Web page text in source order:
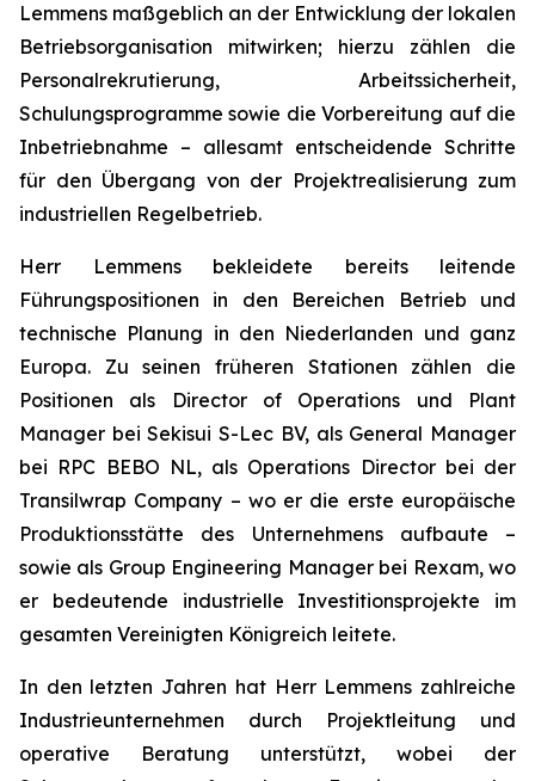
Lemmens maßgeblich an der Entwicklung der lokalen
Betriebsorganisation mitwirken; hierzu zählen die
Personalrekrutierung, Arbeitssicherheit,
Schulungsprogramme sowie die Vorbereitung auf die
Inbetriebnahme – allesamt entscheidende Schritte
für den Übergang von der Projektrealisierung zum
industriellen Regelbetrieb.
Herr Lemmens bekleidete bereits leitende
Führungspositionen in den Bereichen Betrieb und
technische Planung in den Niederlanden und ganz
Europa. Zu seinen früheren Stationen zählen die
Positionen als Director of Operations und Plant
Manager bei Sekisui S-Lec BV, als General Manager
bei RPC BEBO NL, als Operations Director bei der
Transilwrap Company – wo er die erste europäische
Produktionsstätte des Unternehmens aufbaute –
sowie als Group Engineering Manager bei Rexam, wo
er bedeutende industrielle Investitionsprojekte im
gesamten Vereinigten Königreich leitete.
In den letzten Jahren hat Herr Lemmens zahlreiche
Industrieunternehmen durch Projektleitung und
operative Beratung unterstützt, wobei der